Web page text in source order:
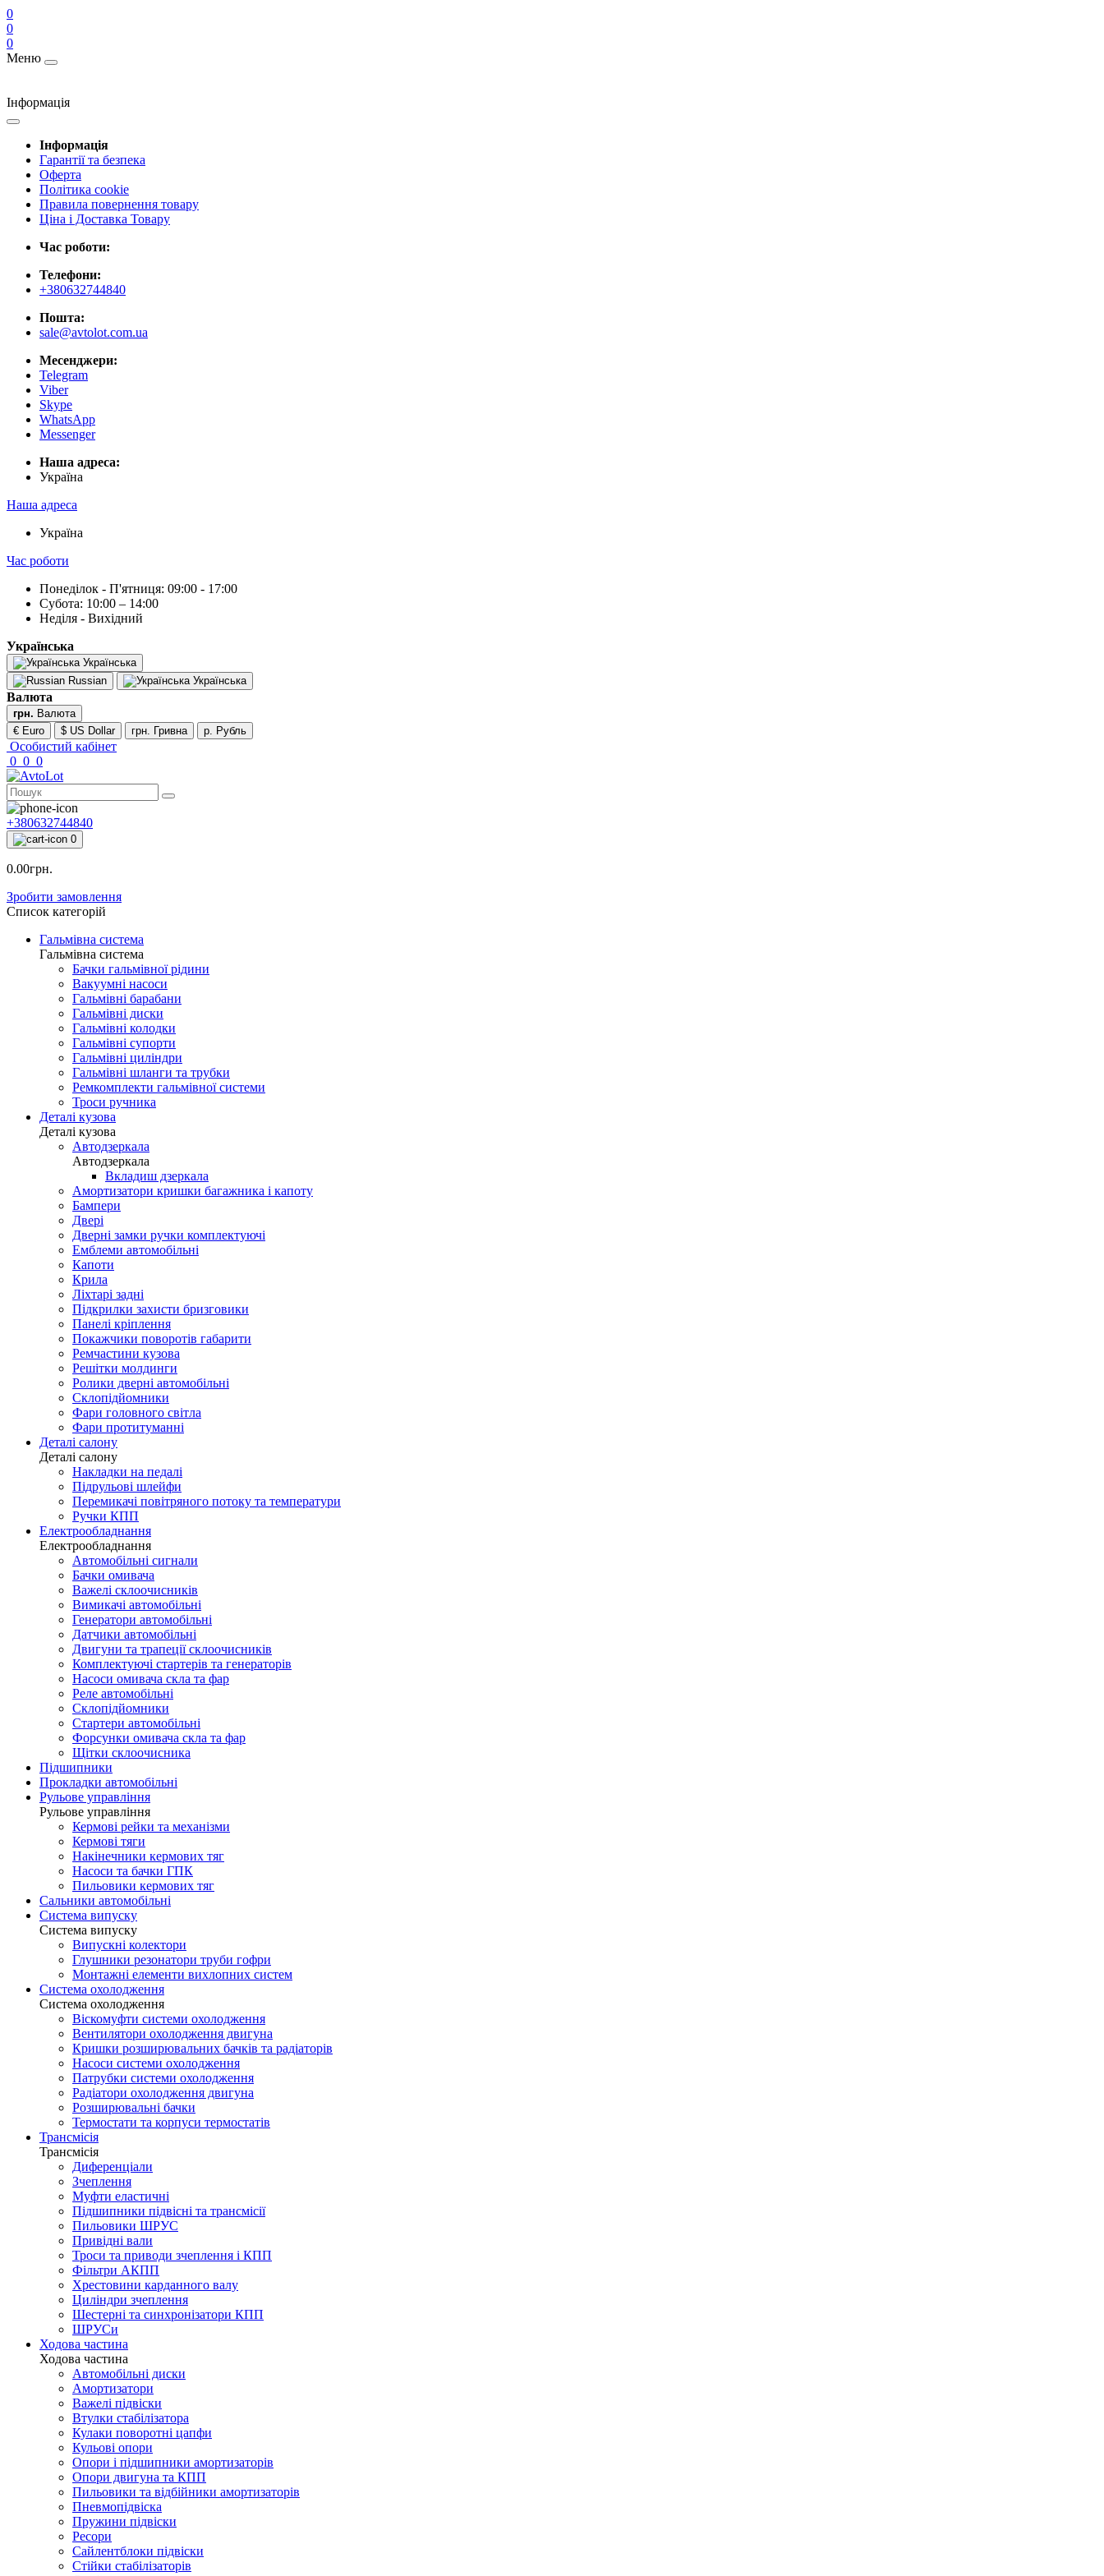
0
0
0
Меню
Інформація
Інформація
Гарантії та безпека
Оферта
Політика cookie
Правила повернення товару
Ціна і Доставка Товару
Час роботи:
Телефони:
+380632744840
Пошта:
sale@avtolot.com.ua
Месенджери:
Telegram
Viber
Skype
WhatsApp
Messenger
Наша адреса:
Українa
Наша адреса
Українa
Час роботи
Понеділок - П'ятниця: 09:00 - 17:00
Субота: 10:00 – 14:00
Неділя - Вихідний
Українська
Українська
Russian
Українська
Валюта
грн. Валюта
€ Euro
$ US Dollar грн. Гривна р. Рубль
Особистий кабінет
0 0 0
+380632744840
0
0.00грн.
Зробити замовлення
Список категорій
Гальмівна система
Гальмівна система
Бачки гальмівної рідини
Вакуумні насоси
Гальмівні барабани
Гальмівні диски
Гальмівні колодки
Гальмівні супорти
Гальмівні циліндри
Гальмівні шланги та трубки
Ремкомплекти гальмівної системи
Троси ручника
Деталі кузова
Деталі кузова
Автодзеркала
Автодзеркала
Вкладиш дзеркала
Амортизатори кришки багажника і капоту
Бампери
Двері
Дверні замки ручки комплектуючі
Емблеми автомобільні
Капоти
Крила
Ліхтарі задні
Підкрилки захисти бризговики
Панелі кріплення
Покажчики поворотів габарити
Ремчастини кузова
Решітки молдинги
Ролики дверні автомобільні
Склопідйомники
Фари головного світла
Фари протитуманні
Деталі салону
Деталі салону
Накладки на педалі
Підрульові шлейфи
Перемикачі повітряного потоку та температури
Ручки КПП
Електрообладнання
Електрообладнання
Автомобільні сигнали
Бачки омивача
Важелі склоочисників
Вимикачі автомобільні
Генератори автомобільні
Датчики автомобільні
Двигуни та трапеції склоочисників
Комплектуючі стартерів та генераторів
Насоси омивача скла та фар
Реле автомобільні
Склопідйомники
Стартери автомобільні
Форсунки омивача скла та фар
Щітки склоочисника
Підшипники
Прокладки автомобільні
Рульове управління
Рульове управління
Кермові рейки та механізми
Кермові тяги
Накінечники кермових тяг
Насоси та бачки ГПК
Пильовики кермових тяг
Сальники автомобільні
Система випуску
Система випуску
Випускні колектори
Глушники резонатори труби гофри
Монтажні елементи вихлопних систем
Система охолодження
Система охолодження
Віскомуфти системи охолодження
Вентилятори охолодження двигуна
Кришки розширювальних бачків та радіаторів
Насоси системи охолодження
Патрубки системи охолодження
Радіатори охолодження двигуна
Розширювальні бачки
Термостати та корпуси термостатів
Трансмісія
Трансмісія
Диференціали
Зчеплення
Муфти еластичні
Підшипники підвісні та трансмісії
Пильовики ШРУС
Привідні вали
Троси та приводи зчеплення і КПП
Фільтри АКПП
Хрестовини карданного валу
Циліндри зчеплення
Шестерні та синхронізатори КПП
ШРУСи
Ходова частина
Ходова частина
Автомобільні диски
Амортизатори
Важелі підвіски
Втулки стабілізатора
Кулаки поворотні цапфи
Кульові опори
Опори і підшипники амортизаторів
Опори двигуна та КПП
Пильовики та відбійники амортизаторів
Пневмопідвіска
Пружини підвіски
Ресори
Сайлентблоки підвіски
Стійки стабілізаторів